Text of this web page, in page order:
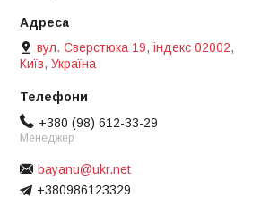
вул. Сверстюка 19, індекс 02002,
Київ, Україна
+380 (98) 612-33-29
Менеджер
bayanu@ukr.net
+380986123329